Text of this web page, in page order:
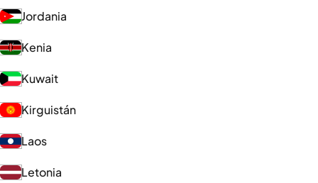
Jordania
Kenia
Kuwait
Kirguistán
Laos
Letonia